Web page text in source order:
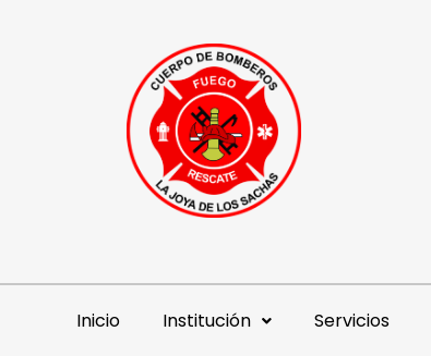
Inicio Institución Servicios